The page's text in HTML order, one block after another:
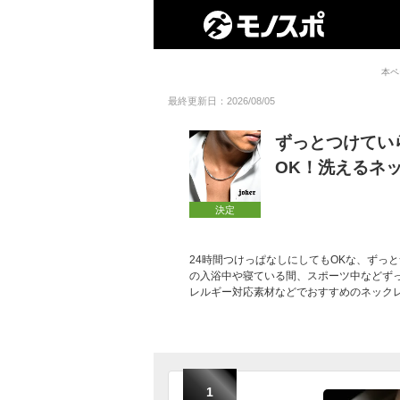
本
最終更新日：2026/08/05
決定
ずっとつけてい
OK！洗えるネ
24時間つけっぱなしにしてもOKな、ずっ
の入浴中や寝ている間、スポーツ中などず
レルギー対応素材などでおすすめのネック
1